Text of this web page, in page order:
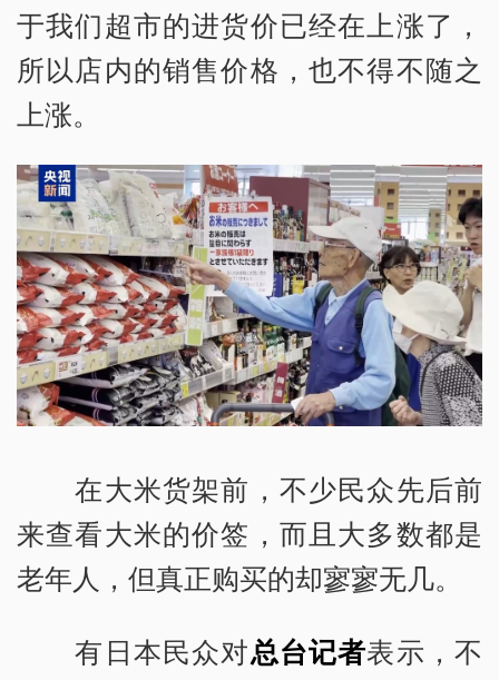
于我们超市的进货价已经在上涨了，
所以店内的销售价格，也不得不随之
上涨。
在大米货架前，不少民众先后前
来查看大米的价签，而且大多数都是
老年人，但真正购买的却寥寥无几。
有日本民众对总台记者表示，不